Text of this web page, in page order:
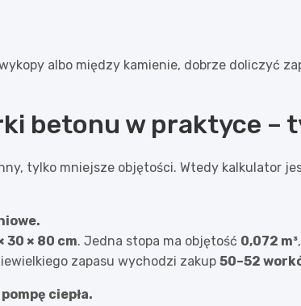
albo między kamienie, dobrze doliczyć
betonu w praktyce –
tylko mniejsze objętości. Wtedy kalkulator
30 × 80 cm. Jedna stopa ma objętość 0,072 m³
zapasu wychodzi zakup 50–52
ciepła.